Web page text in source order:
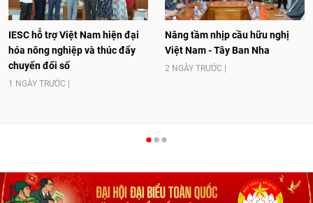
IESC hỗ trợ Việt Nam hiện đại
hóa nông nghiệp và thúc đẩy
chuyển đổi số
1 NGÀY TRƯỚC
Nâng tầm nhịp cầu hữu nghị
Việt Nam - Tây Ban Nha
2 NGÀY TRƯỚC